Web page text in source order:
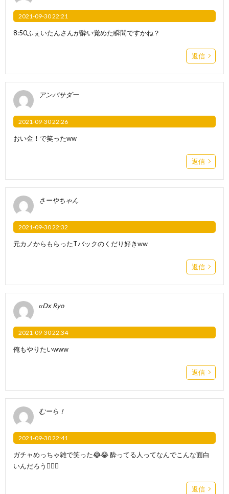
2021-09-30 22:21
8:50ふぇいたんさんが酔い覚めた瞬間ですかね？
返信
アンバサダー
2021-09-30 22:26
おい金！で笑ったww
返信
さーやちゃん
2021-09-30 22:32
元カノからもらったTバックのくだり好きww
返信
αDx Ryo
2021-09-30 22:34
俺もやりたいwww
返信
むーら！
2021-09-30 22:41
ガチャめっちゃ雑で笑った😂😂 酔ってる人ってなんでこんな面白
いんだろう😮‍💨💖
返信